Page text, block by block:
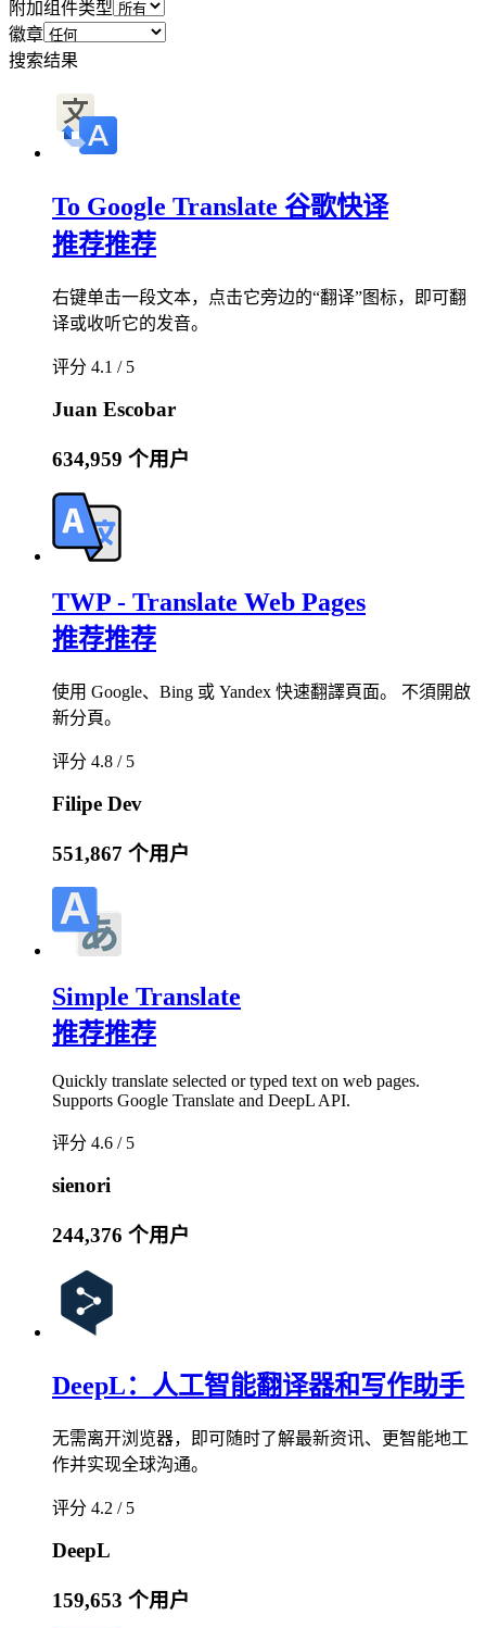
附加组件类型
徽章
搜索结果
To Google Translate 谷歌快译
推荐推荐
右键单击一段文本，点击它旁边的“翻译”图标，即可翻
译或收听它的发音。
评分 4.1 / 5
Juan Escobar
634,959 个用户
TWP - Translate Web Pages
推荐推荐
使用 Google、Bing 或 Yandex 快速翻譯頁面。 不須開啟
新分頁。
评分 4.8 / 5
Filipe Dev
551,867 个用户
Simple Translate
推荐推荐
Quickly translate selected or typed text on web pages.
Supports Google Translate and DeepL API.
评分 4.6 / 5
sienori
244,376 个用户
DeepL：人工智能翻译器和写作助手
无需离开浏览器，即可随时了解最新资讯、更智能地工
作并实现全球沟通。
评分 4.2 / 5
DeepL
159,653 个用户